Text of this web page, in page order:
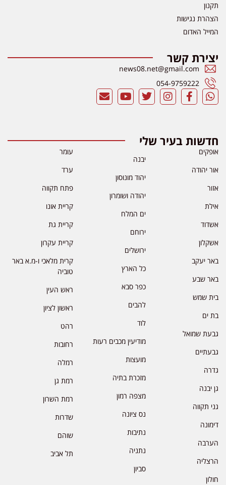
תקנון
הצהרת נגישות
המייל האדום
יצירת קשר
news08.net@gmail.com
054-9759222
חדשות בעיר שלי
אופקים
אור יהודה
אזור
אילת
אשדוד
אשקלון
באר יעקב
באר שבע
בית שמש
בת ים
גבעת שמואל
גבעתיים
גדרה
גן יבנה
גני תקווה
דימונה
הערבה
הרצליה
חולון
יבנה
יהוד מונוסון
יהודה ושומרון
ים המלח
ירוחם
ירושלים
כל הארץ
כפר סבא
להבים
לוד
מודיעין מכבים רעות
מועצות
מזכרת בתיה
מצפה רמון
נס ציונה
נתיבות
נתניה
סביון
עומר
ערד
פתח תקווה
קריית אונו
קריית גת
קריית עקרון
קרית מלאכי ו-מ.א באר
טוביה
ראש העין
ראשון לציון
רהט
רחובות
רמלה
רמת גן
רמת השרון
שדרות
שוהם
תל אביב